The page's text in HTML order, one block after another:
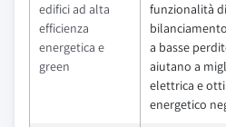
edifici ad alta
efficienza
energetica e
green
funzionalità
a basse
aiutano a
elettrica e
energetico